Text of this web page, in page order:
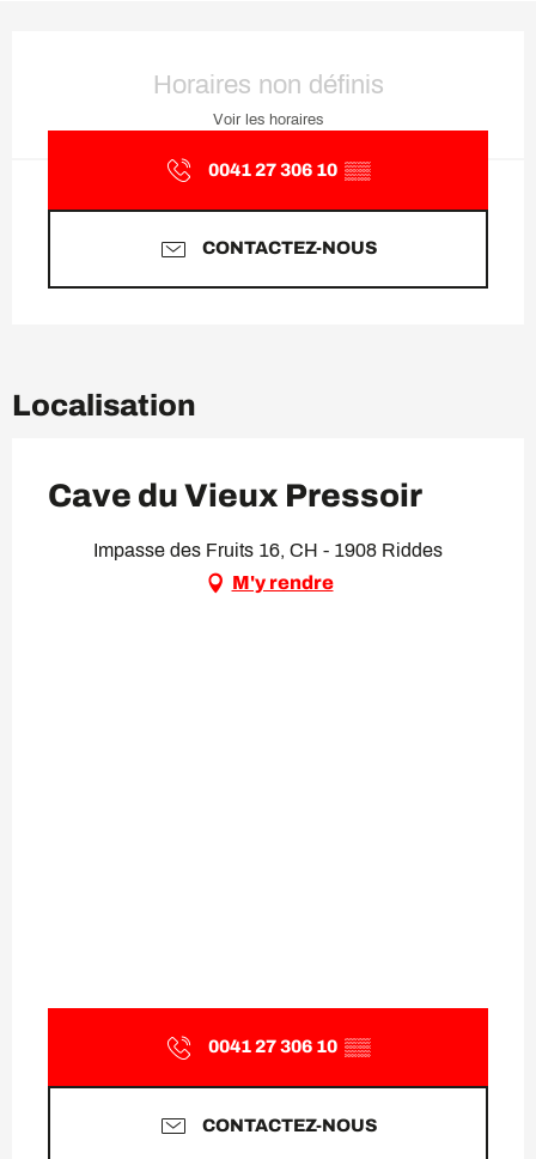
Horaires non définis
Voir les horaires
0041 27 306 10 ▒▒
CONTACTEZ-NOUS
Localisation
Cave du Vieux Pressoir
Impasse des Fruits 16, CH - 1908 Riddes
M'y rendre
0041 27 306 10 ▒▒
CONTACTEZ-NOUS